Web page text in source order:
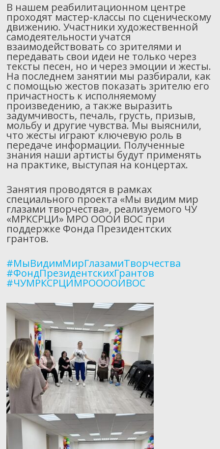
В нашем реабилитационном центре
проходят мастер-классы по сценическому
движению. Участники художественной
самодеятельности учатся
взаимодействовать со зрителями и
передавать свои идеи не только через
тексты песен, но и через эмоции и жесты.
На последнем занятии мы разбирали, как
с помощью жестов показать зрителю его
причастность к исполняемому
произведению, а также выразить
задумчивость, печаль, грусть, призыв,
мольбу и другие чувства. Мы выяснили,
что жесты играют ключевую роль в
передаче информации. Полученные
знания наши артисты будут применять
на практике, выступая на концертах.
Занятия проводятся в рамках
специального проекта «Мы видим мир
глазами творчества», реализуемого ЧУ
«МРКСРЦИ» МРО ОООИ ВОС при
поддержке Фонда Президентских
грантов.
#МыВидимМирГлазамиТворчества
#ФондПрезидентскихГрантов
#ЧУМРКСРЦИМРООООИВОС